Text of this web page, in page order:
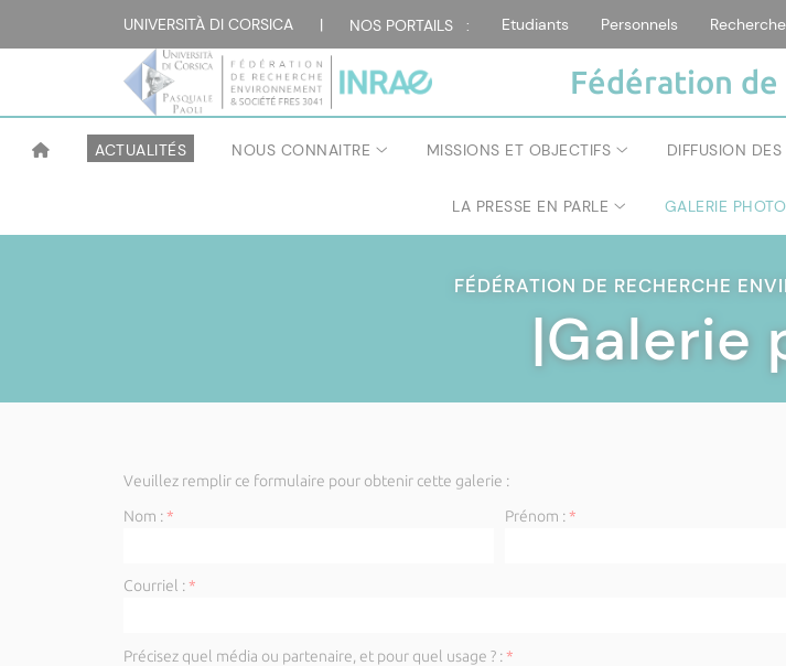
UNIVERSITÀ DI CORSICA | NOS PORTAILS : Etudiants Personnels Recherche
Fédération
ACTUALITÉS NOUS CONNAITRE MISSIONS ET OBJECTIFS DIFFUSION
LA PRESSE EN PARLE GALERIE
FÉDÉRATION DE RECHERCHE
|Galerie
Veuillez remplir ce formulaire pour obtenir cette galerie :
Nom :* Prénom :*
Courriel :*
Précisez quel média ou partenaire, et pour quel usage ? :*